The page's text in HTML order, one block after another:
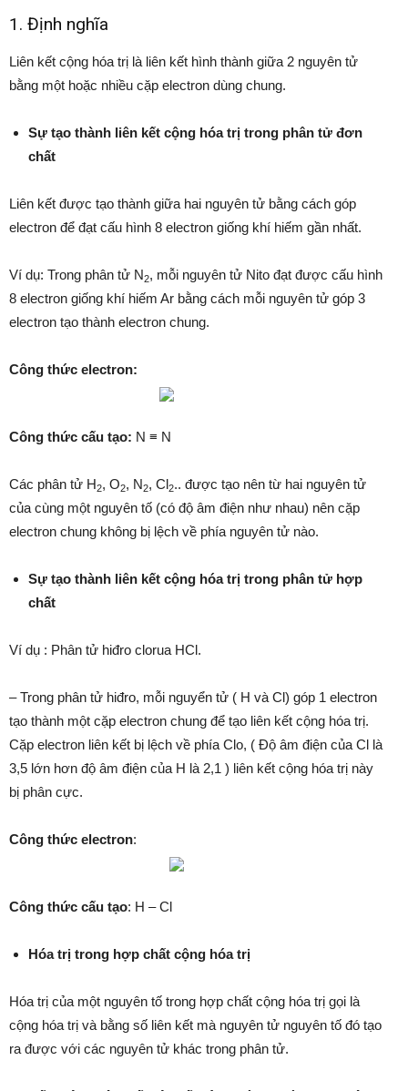
1. Định nghĩa
Liên kết cộng hóa trị là liên kết hình thành giữa 2 nguyên tử
bằng một hoặc nhiều cặp electron dùng chung.
Sự tạo thành liên kết cộng hóa trị trong phân tử đơn
chất
Liên kết được tạo thành giữa hai nguyên tử bằng cách góp
electron để đạt cấu hình 8 electron giống khí hiếm gần nhất.
Ví dụ: Trong phân tử N2, mỗi nguyên tử Nito đạt được cấu hình
8 electron giống khí hiếm Ar bằng cách mỗi nguyên tử góp 3
electron tạo thành electron chung.
Công thức electron:
Công thức cấu tạo: N ≡ N
Các phân tử H2, O2, N2, Cl2.. được tạo nên từ hai nguyên tử
của cùng một nguyên tố (có độ âm điện như nhau) nên cặp
electron chung không bị lệch về phía nguyên tử nào.
Sự tạo thành liên kết cộng hóa trị trong phân tử hợp
chất
Ví dụ : Phân tử hiđro clorua HCl.
– Trong phân tử hiđro, mỗi nguyển tử ( H và Cl) góp 1 electron
tạo thành một cặp electron chung để tạo liên kết cộng hóa trị.
Cặp electron liên kết bị lệch về phía Clo, ( Độ âm điện của Cl là
3,5 lớn hơn độ âm điện của H là 2,1 ) liên kết cộng hóa trị này
bị phân cực.
Công thức electron:
Công thức cấu tạo: H – Cl
Hóa trị trong hợp chất cộng hóa trị
Hóa trị của một nguyên tố trong hợp chất cộng hóa trị gọi là
cộng hóa trị và bằng số liên kết mà nguyên tử nguyên tố đó tạo
ra được với các nguyên tử khác trong phân tử.